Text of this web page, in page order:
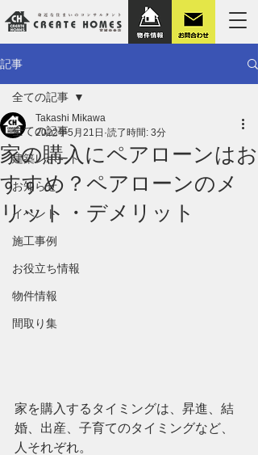
記事
全ての記事
建築レポート
お知らせ
イベント
施工事例
お役立ち情報
物件情報
間取り集
全ての記事
家の購入にペアローンはお
すすめ？ペアローンのメ
リット・デメリット
Takashi Mikawa
2022年5月21日 読了時間: 3分
家を購入するタイミングは、昇進、結
婚、出産、子育てのタイミングなど、
人それぞれ。